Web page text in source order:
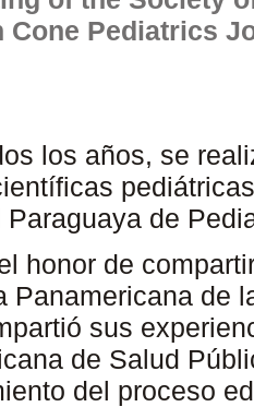
Cone Pediatrics
los años, se
Paraguaya de
honor de
Panamericana de
sus
de Salud
del proceso